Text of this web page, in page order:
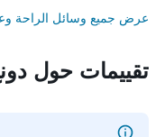
عرض جميع وسائل الراحة
تقييمات حول